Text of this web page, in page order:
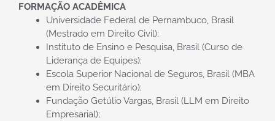
FORMAÇÃO ACADÊMICA
Universidade Federal de Pernambuco, Brasil
(Mestrado em Direito Civil);
Instituto de Ensino e Pesquisa, Brasil (Curso de
Liderança de Equipes);
Escola Superior Nacional de Seguros, Brasil (MBA
em Direito Securitário);
Fundação Getúlio Vargas, Brasil (LLM em Direito
Empresarial);